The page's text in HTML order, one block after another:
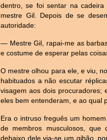
dentro, se foi sentar na
mestre Gil. Depois de se
autoridade:
— Mestre Gil, rapai-me as
e costume de esperar pelas
O mestre olhou para ele, e viu,
habituados a não escutar
visagem aos dois procuradores;
eles bem entenderam, e ao qual
Era o intruso freguês um
de membros musculosos, que
debaixo dele via-se um gibão,